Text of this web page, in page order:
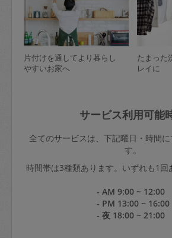
片付けを通してより暮らし
やすいお家へ
たまった
レイに
サービス利用可能
全てのサービスは、下記曜日・時間に
す。
時間帯は3種類あります。いずれも1回
- AM 9:00 ~ 12:00
- PM 13:00 ~ 16:00
- 夜 18:00 ~ 21:00